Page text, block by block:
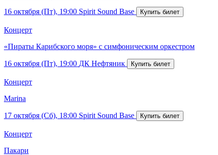
16 октября (Пт), 19:00 Spirit Sound Base
Концерт
«Пираты Карибского моря» с симфоническим оркестром
16 октября (Пт), 19:00 ДК Нефтяник
Концерт
Marina
17 октября (Сб), 18:00 Spirit Sound Base
Концерт
Пакари